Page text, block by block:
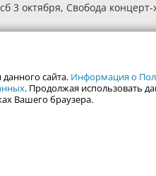
сб 3 октября, Свобода концерт-
сайта. Информация о
. Продолжая использовать
Вашего браузера.